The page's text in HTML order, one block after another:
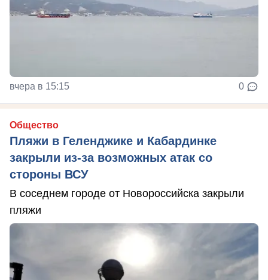
вчера в 15:15 0
Общество
Пляжи в Геленджике и Кабардинке
закрыли из-за возможных атак со
стороны ВСУ
В соседнем городе от Новороссийска закрыли
пляжи